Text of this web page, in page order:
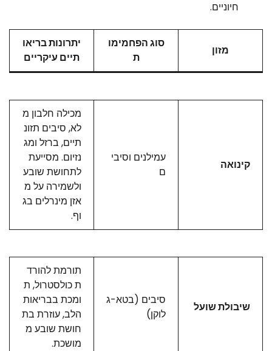
חיוניים.
מזון
סוג הפחמימו
ת
יתרונות בריאו
תיים עיקריים
קינואה
עמילנים וסיבי
ם
מכילה חלבון מ
לא, סיבים תזונ
תיים, ברזל ומג
נזיום. מסייעת
לתחושת שובע
ולשמירה על מ
אזן מינרלים בג
וף.
שיבולת שועל
סיבים (בטא-ג
לוקן)
תורמת להורד
ת כולסטרול, ת
ומכת בבריאות
הלב, עוזרת בת
חושת שובע מ
מושכת.